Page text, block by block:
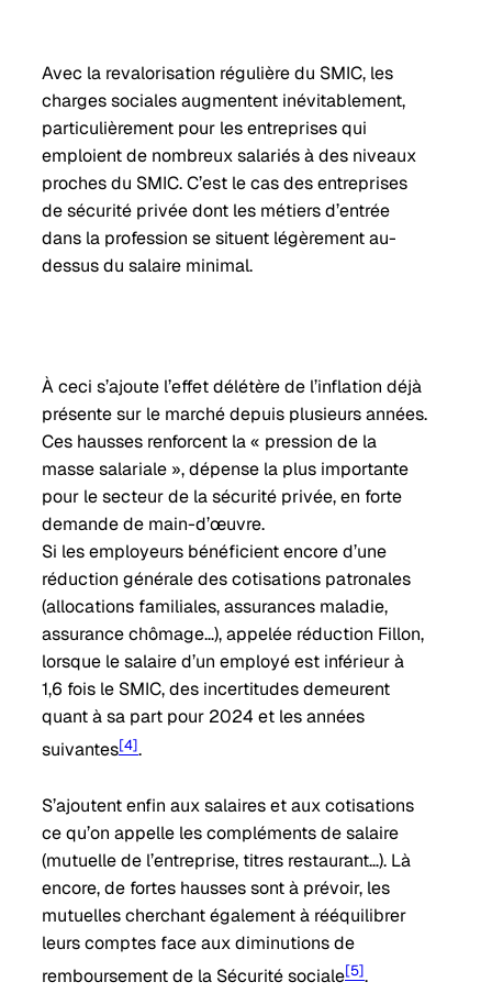
Avec la revalorisation régulière du SMIC, les
charges sociales augmentent inévitablement,
particulièrement pour les entreprises qui
emploient de nombreux salariés à des niveaux
proches du SMIC. C’est le cas des entreprises
de sécurité privée dont les métiers d’entrée
dans la profession se situent légèrement au-
dessus du salaire minimal.
À ceci s’ajoute l’effet délétère de l’inflation déjà
présente sur le marché depuis plusieurs années.
Ces hausses renforcent la « pression de la
masse salariale », dépense la plus importante
pour le secteur de la sécurité privée, en forte
demande de main-d’œuvre.
Si les employeurs bénéficient encore d’une
réduction générale des cotisations patronales
(allocations familiales, assurances maladie,
assurance chômage…), appelée réduction Fillon,
lorsque le salaire d’un employé est inférieur à
1,6 fois le SMIC, des incertitudes demeurent
quant à sa part pour 2024 et les années
suivantes[4].
S’ajoutent enfin aux salaires et aux cotisations
ce qu’on appelle les compléments de salaire
(mutuelle de l’entreprise, titres restaurant…). Là
encore, de fortes hausses sont à prévoir, les
mutuelles cherchant également à rééquilibrer
leurs comptes face aux diminutions de
remboursement de la Sécurité sociale[5].